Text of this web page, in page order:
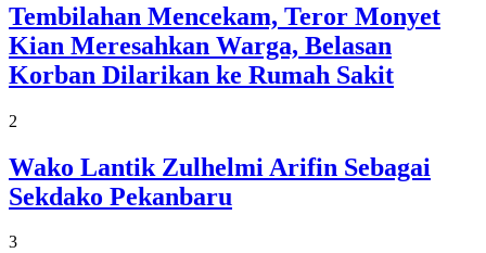
Tembilahan Mencekam, Teror Monyet
Kian Meresahkan Warga, Belasan
Korban Dilarikan ke Rumah Sakit
2
Wako Lantik Zulhelmi Arifin Sebagai
Sekdako Pekanbaru
3